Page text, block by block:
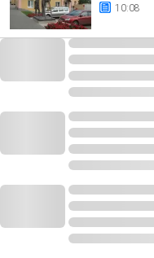
10:08